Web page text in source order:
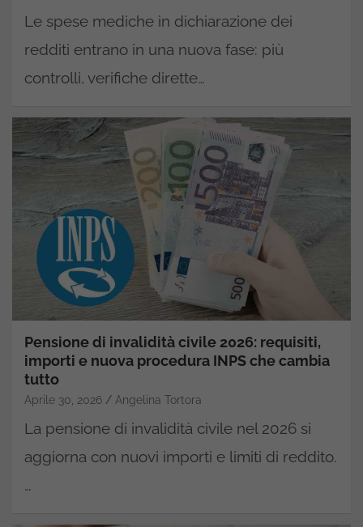
Le spese mediche in dichiarazione dei
redditi entrano in una nuova fase: più
controlli, verifiche dirette…
Pensione di invalidità civile 2026: requisiti,
importi e nuova procedura INPS che cambia
tutto
Aprile 30, 2026 Angelina Tortora
La pensione di invalidità civile nel 2026 si
aggiorna con nuovi importi e limiti di reddito.
…